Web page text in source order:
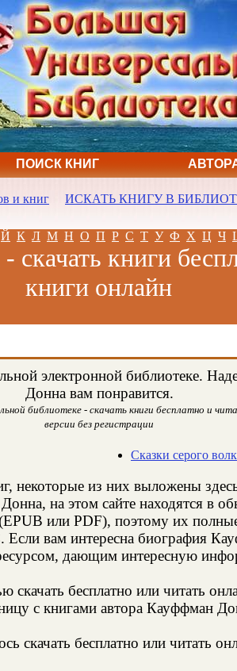
ПОИСК КНИГ
и книг ИСКАТЬ КНИГУ В
Й К Л М Н О П Р С Т У Ф Х Ц Ч
книги
книги онлайн
электронной библиотеке.
Донна вам понравится.
библиотеке - скачать книги бесплатно и
версии без регистрации
Сказки серого
некоторые из них выложены
на этом сайте находятся в
или PDF), поэтому их
Если вам интересна биография
дающим интересную
бесплатно или читать
с книгами автора Кауффман
скачать бесплатно или читать